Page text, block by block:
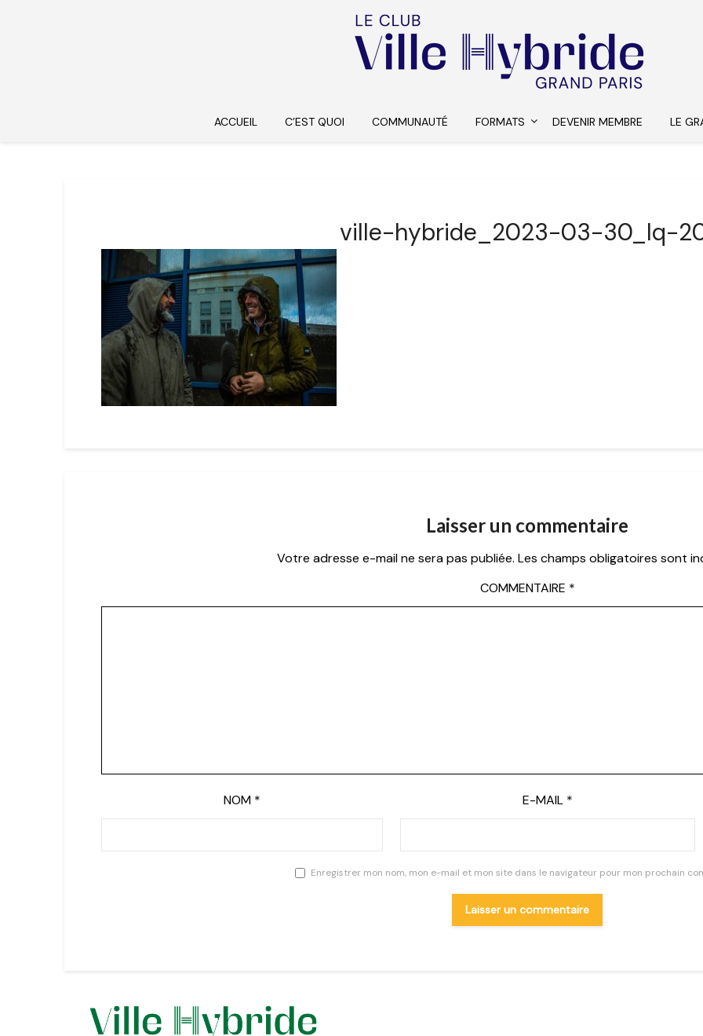
ACCUEIL C’EST QUOI COMMUNAUTÉ FORMATS DEVENIR MEMBRE LE
ville-hybride_2023-03-30_lq-
Laisser un commentaire
Votre adresse e-mail ne sera pas publiée. Les champs obligatoires sont
COMMENTAIRE *
NOM * E-MAIL *
Enregistrer mon nom, mon e-mail et mon site dans le navigateur pour mon prochain